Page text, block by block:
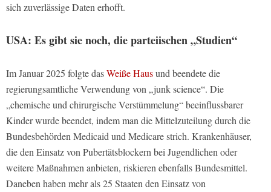
sich zuverlässige Daten erhofft.
USA: Es gibt sie noch, die parteiischen „Studien“
Im Januar 2025 folgte dasWeiße Hausund beendete die
regierungsamtliche Verwendung von „junk science“. Die
„chemische und chirurgische Verstümmelung“ beeinflussbarer
Kinder wurde beendet, indem man die Mittelzuteilung durch die
Bundesbehörden Medicaid und Medicare strich. Krankenhäuser,
die den Einsatz von Pubertätsblockern bei Jugendlichen oder
weitere Maßnahmen anbieten, riskieren ebenfalls Bundesmittel.
Daneben haben mehr als 25 Staaten den Einsatz von